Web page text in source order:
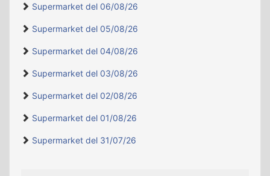
Supermarket del 06/08/26
Supermarket del 05/08/26
Supermarket del 04/08/26
Supermarket del 03/08/26
Supermarket del 02/08/26
Supermarket del 01/08/26
Supermarket del 31/07/26